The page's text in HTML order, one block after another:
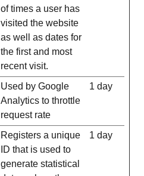
of times a user has
visited the website
as well as dates for
the first and most
recent visit.
Used by Google
Analytics to throttle
request rate
1 day
Registers a unique
ID that is used to
generate statistical
1 day